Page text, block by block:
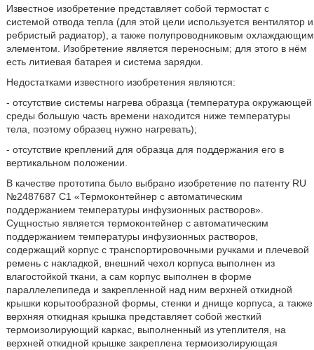
Известное изобретение представляет собой термостат с
системой отвода тепла (для этой цели используется вентилятор и
ребристый радиатор), а также полупроводниковым охлаждающим
элементом. Изобретение является переносным; для этого в нём
есть литиевая батарея и система зарядки.
Недостатками известного изобретения являются:
- отсутствие системы нагрева образца (температура окружающей
среды большую часть времени находится ниже температуры
тела, поэтому образец нужно нагревать);
- отсутствие креплений для образца для поддержания его в
вертикальном положении.
В качестве прототипа было выбрано изобретение по патенту RU
№2487687 C1 «Термоконтейнер с автоматическим
поддержанием температуры инфузионных растворов».
Сущностью является термоконтейнер с автоматическим
поддержанием температуры инфузионных растворов,
содержащий корпус с транспортировочными ручками и плечевой
ремень с накладкой, внешний чехол корпуса выполнен из
влагостойкой ткани, а сам корпус выполнен в форме
параллелепипеда и закрепленной над ним верхней откидной
крышки корытообразной формы, стенки и днище корпуса, а также
верхняя откидная крышка представляет собой жесткий
термоизолирующий каркас, выполненный из утеплителя, на
верхней откидной крышке закреплена термоизолирующая